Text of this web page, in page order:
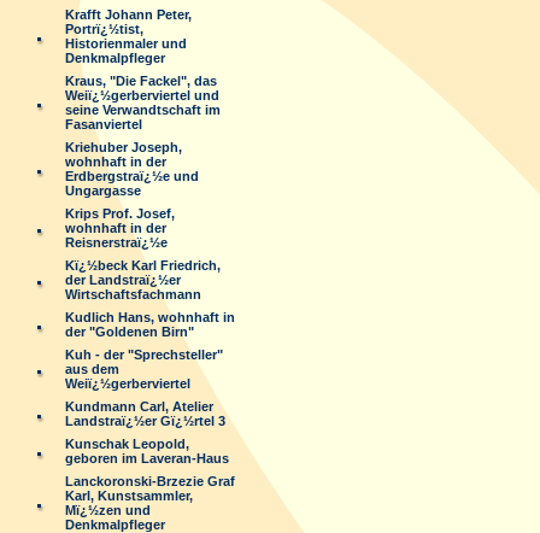
Krafft Johann Peter,
Portrï¿½tist,
Historienmaler und
Denkmalpfleger
Kraus, "Die Fackel", das
Weiï¿½gerberviertel und
seine Verwandtschaft im
Fasanviertel
Kriehuber Joseph,
wohnhaft in der
Erdbergstraï¿½e und
Ungargasse
Krips Prof. Josef,
wohnhaft in der
Reisnerstraï¿½e
Kï¿½beck Karl Friedrich,
der Landstraï¿½er
Wirtschaftsfachmann
Kudlich Hans, wohnhaft in
der "Goldenen Birn"
Kuh - der "Sprechsteller"
aus dem
Weiï¿½gerberviertel
Kundmann Carl, Atelier
Landstraï¿½er Gï¿½rtel 3
Kunschak Leopold,
geboren im Laveran-Haus
Lanckoronski-Brzezie Graf
Karl, Kunstsammler,
Mï¿½zen und
Denkmalpfleger